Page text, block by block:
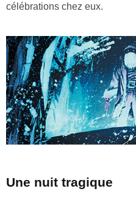
célébrations chez eux.
Une nuit tragique